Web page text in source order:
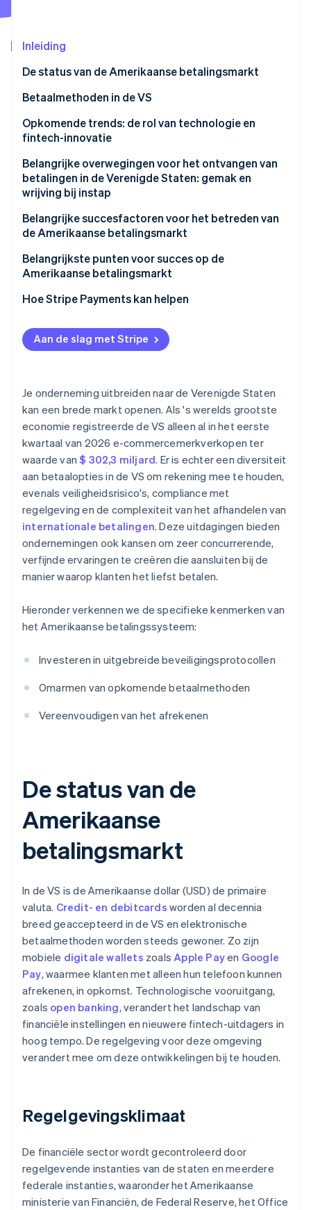
CO₂-verwijdering
Identity
Online identiteitsverificatie
Stripe Sessions 2026
Ontdek hoe Stripe de economische
Nu bekijken
Stripe App Marketplace
Inleiding
De status van de Amerikaanse betalingsmarkt
Regelgevingsklimaat
Betaalmethoden in de VS
Huidige trends in het gebruik van betalingen
Populaire B2B-betaalmethoden in de VS
Opkomende trends: de rol van technologie en
fintech-innovatie
Belangrijke overwegingen voor het ontvangen van
betalingen in de Verenigde Staten: gemak en
wrijving bij instap
Omzetbelasting en fiscale compliance
Chargebacks en geschillenbeslechting
Internationale betalingen accepteren
Betalingsbeveiliging en gegevensprivacy
Belangrijke succesfactoren voor het betreden van
de Amerikaanse betalingsmarkt
Belangrijkste punten voor succes op de
Amerikaanse betalingsmarkt
Implementeer krachtige beveiligingsmaatregelen
Nieuwe betaalmethoden omarmen
Vereenvoudig het afrekenproces
Hoe Stripe Payments kan helpen
Aan de slag met Stripe
Je onderneming uitbreiden naar de Verenigde Staten
kan een brede markt openen. Als 's werelds grootste
economie registreerde de VS alleen al in het eerste
kwartaal van 2026 e-commercemerkverkopen ter
waarde van$ 302,3 miljard. Er is echter een diversiteit
aan betaalopties in de VS om rekening mee te houden,
evenals veiligheidsrisico's, compliance met
regelgeving en de complexiteit van het afhandelen van
internationale betalingen. Deze uitdagingen bieden
ondernemingen ook kansen om zeer concurrerende,
verfijnde ervaringen te creëren die aansluiten bij de
manier waarop klanten het liefst betalen.
Hieronder verkennen we de specifieke kenmerken van
het Amerikaanse betalingssysteem:
Investeren in uitgebreide beveiligingsprotocollen
Omarmen van opkomende betaalmethoden
Vereenvoudigen van het afrekenen
De status van de
Amerikaanse
betalingsmarkt
In de VS is de Amerikaanse dollar (USD) de primaire
valuta. Credit- en debitcards worden al decennia
breed geaccepteerd in de VS en elektronische
betaalmethoden worden steeds gewoner. Zo zijn
mobiele digitale wallets zoalsApple Payen Google
Pay, waarmee klanten met alleen hun telefoon kunnen
afrekenen, in opkomst. Technologische vooruitgang,
zoals open banking, verandert het landschap van
financiële instellingen en nieuwere fintech-uitdagers in
hoog tempo. De regelgeving voor deze omgeving
verandert mee om deze ontwikkelingen bij te houden.
Regelgevingsklimaat
De financiële sector wordt gecontroleerd door
regelgevende instanties van de staten en meerdere
federale instanties, waaronder het Amerikaanse
ministerie van Financiën, de Federal Reserve, het Office